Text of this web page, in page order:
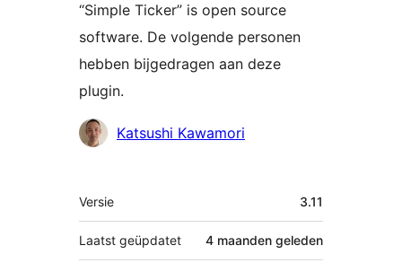
“Simple Ticker” is open source
software. De volgende personen
hebben bijgedragen aan deze
plugin.
BijdragersKatsushi Kawamori
Meta
Versie 3.11
Laatst geüpdatet 4 maanden geleden